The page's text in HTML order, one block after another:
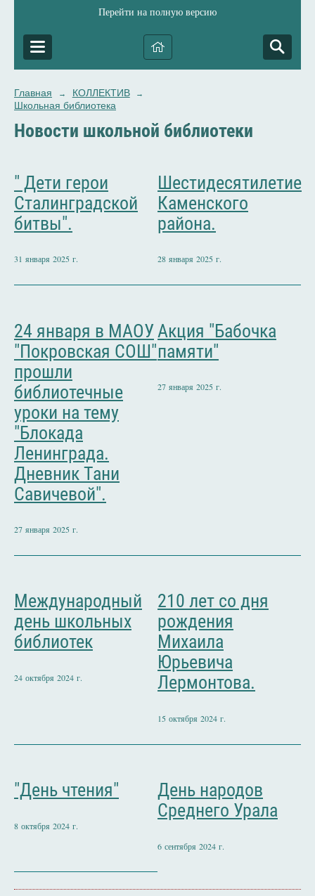
Перейти на полную версию
Главная → КОЛЛЕКТИВ →
Школьная библиотека
Новости школьной библиотеки
" Дети герои
Сталинградской
битвы".
31 января 2025 г.
Шестидесятилетие
Каменского
района.
28 января 2025 г.
24 января в МАОУ
"Покровская СОШ"
прошли
библиотечные
уроки на тему
"Блокада
Ленинграда.
Дневник Тани
Савичевой".
27 января 2025 г.
Акция "Бабочка
памяти"
27 января 2025 г.
Международный
день школьных
библиотек
24 октября 2024 г.
210 лет со дня
рождения
Михаила
Юрьевича
Лермонтова.
15 октября 2024 г.
"День чтения"
8 октября 2024 г.
День народов
Среднего Урала
6 сентября 2024 г.